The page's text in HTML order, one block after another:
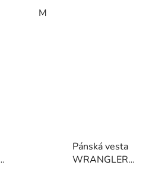
M
Pánská vesta
WRANGLER